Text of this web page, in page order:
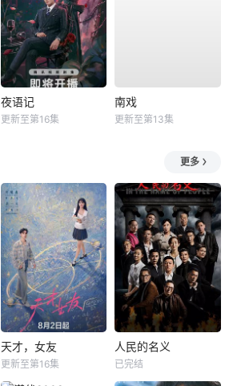
夜语记
更新至第16集
南戏
更新至第13集
更多
天才，女友
更新至第16集
人民的名义
已完结